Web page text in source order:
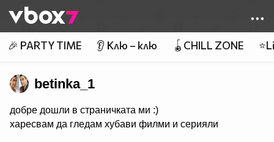
👾
🎉 PARTY TIME 👂 Клю – клю 🪀CHILL ZONE
betinka_1
добре дошли в страничката ми :)
харесвам да гледам хубави филми и серияли